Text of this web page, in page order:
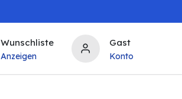
Wunschliste
Anzeigen
Gast
Konto